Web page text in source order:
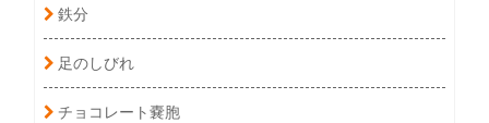
鉄分
足のしびれ
チョコレート嚢胞